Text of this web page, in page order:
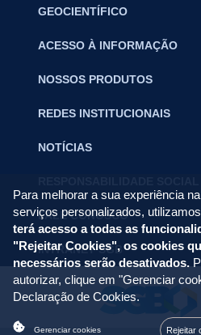
GEOCIENTÍFICO
ACESSO À INFORMAÇÃO
NOSSOS PRODUTOS
REDES INSTITUCIONAIS
NOTÍCIAS
FALE CONOSCO
INTRANET SGB
Para melhorar a sua experiência
serviços personalizados,
terá acesso a todas as
"Rejeitar Cookies", os cookies
necessários serão desativados.
autorizar, clique em "Gerenciar
Declaração de Cookies.
Gerenciar cookies Rejeitar